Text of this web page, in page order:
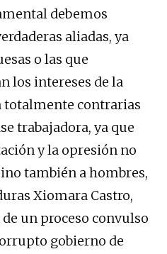
debemos
aliadas, ya
o las que
los intereses de la
totalmente contrarias
trabajadora, ya que
y la opresión no
también a hombres,
Xiomara Castro,
un proceso convulso
gobierno de